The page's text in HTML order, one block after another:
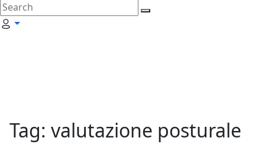
Tag: valutazione posturale